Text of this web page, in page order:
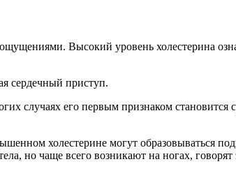
Высокий уровень холестерина
сердечный приступ.
случаях его первым признаком становится
холестерине могут образовываться
но чаще всего возникают на ногах,